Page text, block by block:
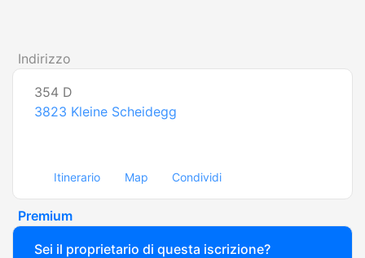
Indirizzo
354 D
3823 Kleine Scheidegg
Itinerario Map Condividi
Premium
Sei il proprietario di questa iscrizione?